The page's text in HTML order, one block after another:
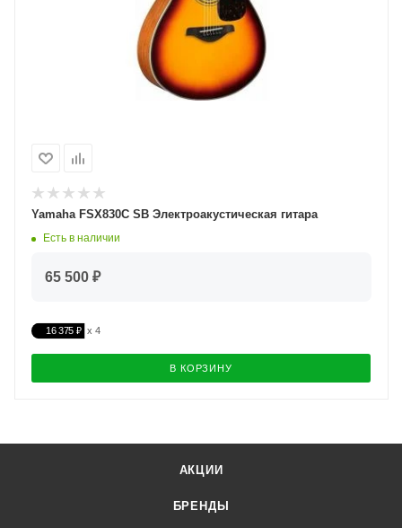
Yamaha FSX830С SB Электроакустическая гитара
Есть в наличии
65 500 ₽
16 375 ₽
В КОРЗИНУ
АКЦИИ
БРЕНДЫ